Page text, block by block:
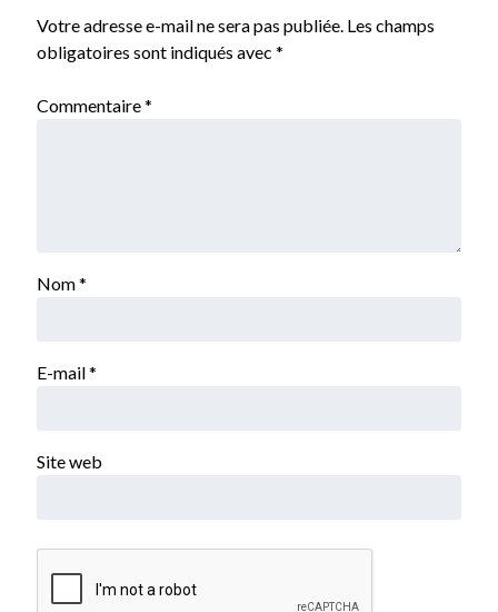
Votre adresse e-mail ne sera pas publiée. Les champs
obligatoires sont indiqués avec *
Commentaire*
Nom*
E-mail*
Site web